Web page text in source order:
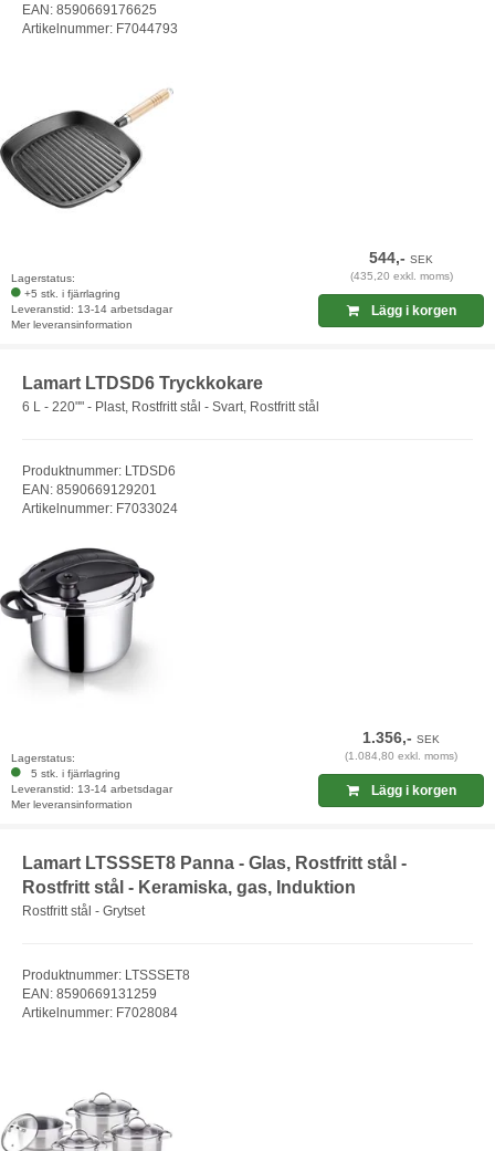
EAN: 8590669176625
Artikelnummer: F7044793
Lagerstatus:
+5 stk. i fjärrlagring
Leveranstid: 13-14 arbetsdagar
Mer leveransinformation
544,-SEK
(435,20 exkl. moms)
Lägg i korgen
Lamart LTDSD6 Tryckkokare
6 L - 220"" - Plast, Rostfritt stål - Svart, Rostfritt stål
Produktnummer: LTDSD6
EAN: 8590669129201
Artikelnummer: F7033024
Lagerstatus:
5 stk. i fjärrlagring
Leveranstid: 13-14 arbetsdagar
Mer leveransinformation
1.356,-SEK
(1.084,80 exkl. moms)
Lägg i korgen
Lamart LTSSSET8 Panna - Glas, Rostfritt stål -
Rostfritt stål - Keramiska, gas, Induktion
Rostfritt stål - Grytset
Produktnummer: LTSSSET8
EAN: 8590669131259
Artikelnummer: F7028084